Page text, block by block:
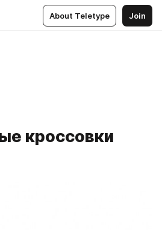
About Teletype Join
кроссовки